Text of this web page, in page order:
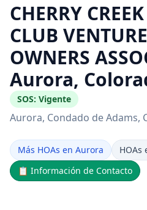
CHERRY
CLUB
OWNERS
Aurora,
SOS: Vigente
Aurora, Condado de Adams,
Más HOAs en Aurora
HOAs
📋 Información de Contacto